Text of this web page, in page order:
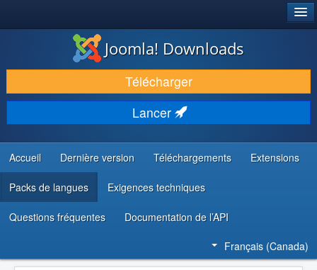
TÉLÉCHARGER & ENRICHIR
DÉCOUVRIR & APPRENDRE
COMMUNAUTÉ & SUPPORT
RESSOURCES DÉVELOPPEURS
Joomla! Downloads
Télécharger
Lancer
Accueil Dernière version Téléchargements Extensions
Packs de langues Exigences techniques
Questions fréquentes Documentation de l’API
Français (Canada)